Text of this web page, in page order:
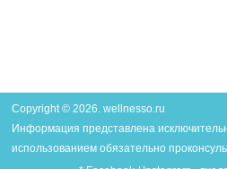
Copyright © 2026. wellnesso.ru
Информация представлена
использованием обязательно